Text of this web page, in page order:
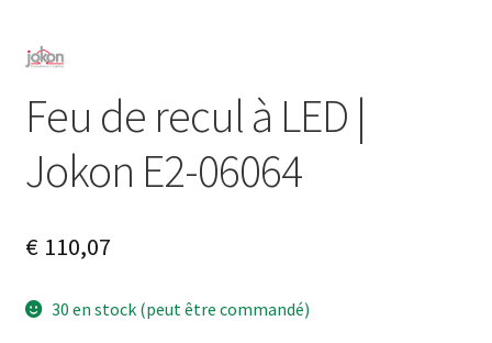
Feu de recul à LED |
Jokon E2-06064
€110,07
30 en stock (peut être commandé)